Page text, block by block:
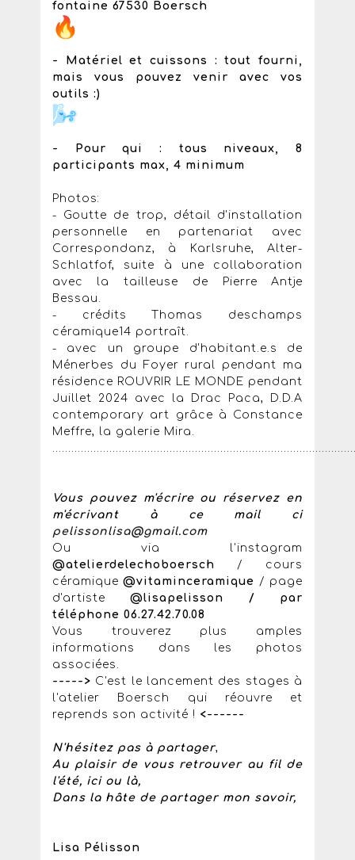
fontaine 67530 Boersch
- Matériel et cuissons : tout fourni,
mais vous pouvez venir avec vos
outils :)
- Pour qui : tous niveaux, 8
participants max, 4 minimum
Photos:
- Goutte de trop, détail d'installation
personnelle en partenariat avec
Correspondanz, à Karlsruhe, Alter-
Schlatfof, suite à une collaboration
avec la tailleuse de Pierre Antje
Bessau.
- crédits Thomas deschamps
céramique14 portraît.
- avec un groupe d'habitant.e.s de
Ménerbes du Foyer rural pendant ma
résidence ROUVRIR LE MONDE pendant
Juillet 2024 avec la Drac Paca, D.D.A
contemporary art grâce à Constance
Meffre, la galerie Mira.
Vous pouvez m'écrire ou réservez en
m'écrivant à ce mail ci
pelissonlisa@gmail.com
Ou via l'instagram
@atelierdelechoboersch / cours
céramique@vitaminceramique / page
d'artiste@lisapelisson / par
téléphone 06.27.42.70.08
Vous trouverez plus amples
informations dans les photos
associées.
-----> C'est le lancement des stages à
l'atelier Boersch qui réouvre et
reprends son activité ! <------
N'hésitez pas à partager,
Au plaisir de vous retrouver au fil de
l'été, ici ou là,
Dans la hâte de partager mon savoir,
Lisa Pélisson